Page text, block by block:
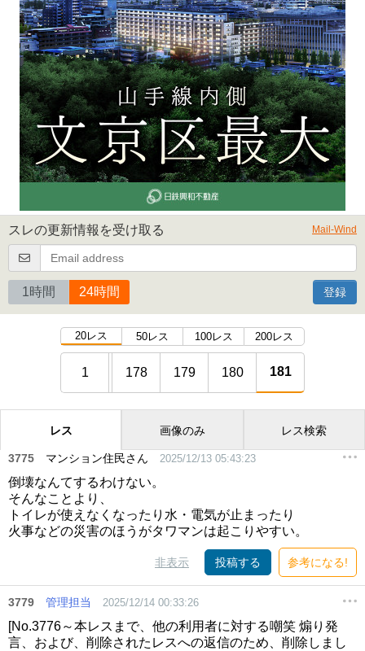
スレの更新情報を受け取る Mail-Wind
1時間 24時間 登録
20レス 50レス 100レス 200レス
1 178 179 180 181
レス 画像のみ レス検索
3775 マンション住民さん 2025/12/13 05:43:23
倒壊なんてするわけない。
そんなことより、
トイレが使えなくなったり水・電気が止まったり
火事などの災害のほうがタワマンは起こりやすい。
非表示 投稿する 参考になる!
3779 管理担当 2025/12/14 00:33:26
[No.3776～本レスまで、他の利用者に対する嘲笑 煽り発
言、および、削除されたレスへの返信のため、削除しまし